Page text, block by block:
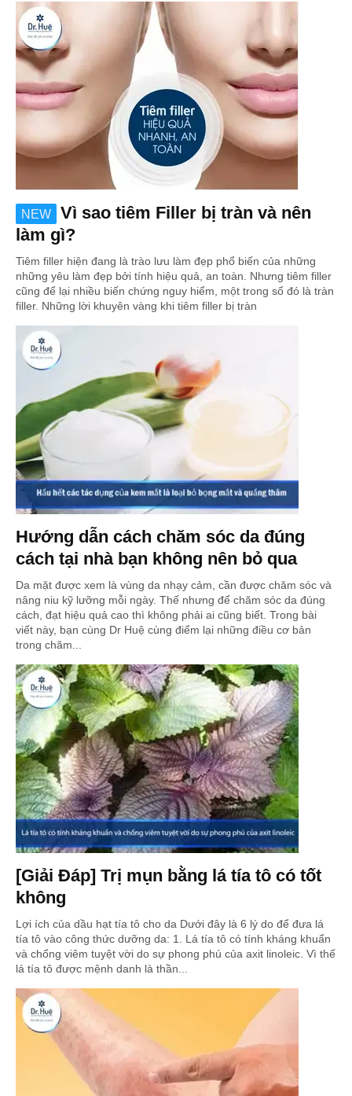
NEW
Vì sao tiêm Filler bị tràn và nên
làm gì?
Tiêm filler hiện đang là trào lưu làm đẹp phổ biến của những
những yêu làm đẹp bởi tính hiệu quả, an toàn. Nhưng tiêm filler
cũng để lại nhiều biến chứng nguy hiểm, một trong số đó là tràn
filler. Những lời khuyên vàng khi tiêm filler bị tràn
Hướng dẫn cách chăm sóc da đúng
cách tại nhà bạn không nên bỏ qua
Da mặt được xem là vùng da nhạy cảm, cần được chăm sóc và
nâng niu kỹ lưỡng mỗi ngày. Thế nhưng để chăm sóc da đúng
cách, đạt hiệu quả cao thì không phải ai cũng biết. Trong bài
viết này, bạn cùng Dr Huệ cùng điểm lại những điều cơ bản
trong chăm...
[Giải Đáp] Trị mụn bằng lá tía tô có tốt
không
Lợi ích của dầu hạt tía tô cho da Dưới đây là 6 lý do để đưa lá
tía tô vào công thức dưỡng da: 1. Lá tía tô có tính kháng khuẩn
và chống viêm tuyệt vời do sự phong phú của axit linoleic. Vì thế
lá tía tô được mệnh danh là thần...